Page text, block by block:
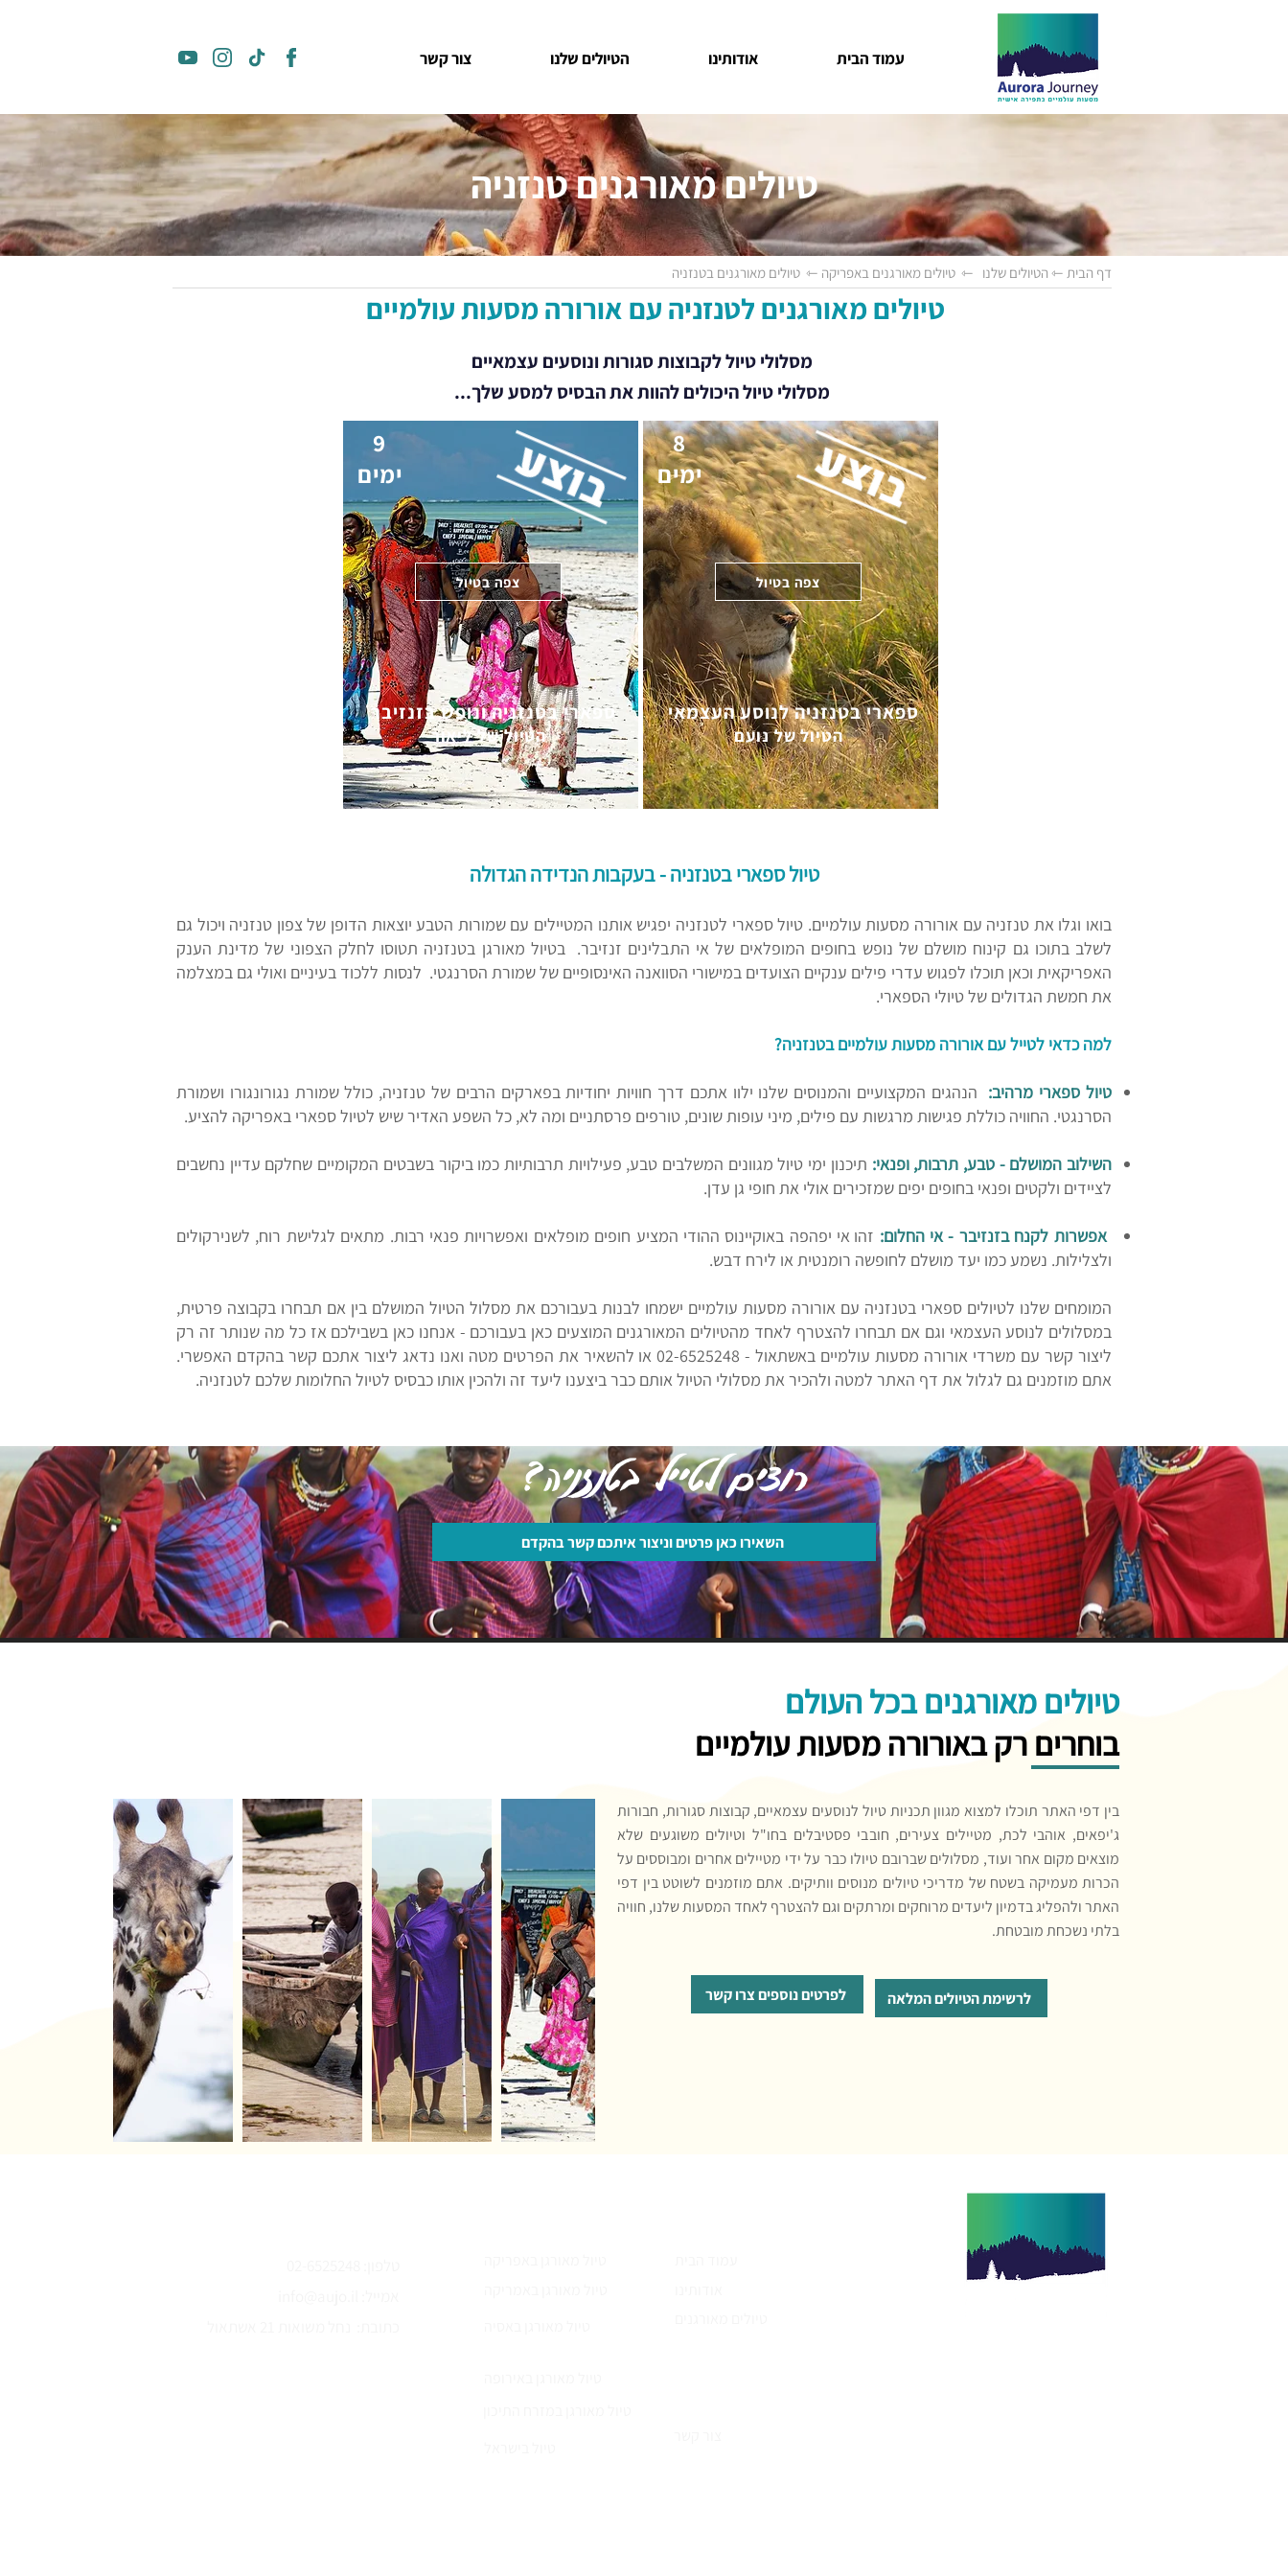
עמוד הבית אודותינו הטיולים שלנו צור קשר
טיולים מאורגנים טנזניה
דף הבית ⇽ הטיולים שלנו ⇽ טיולים מאורגנים באפריקה ⇽ טיולים מאורגנים בטנזניה
טיולים מאורגנים לטנזניה עם אורורה מסעות עולמיים
מסלולי טיול לקבוצות סגורות ונוסעים עצמאיים
מסלולי טיול היכולים להוות את הבסיס למסע שלך...
8
ימים
צפה בטיול
ספארי בטנזניה לנוסע העצמאי
הטיול של נועם
9
ימים
צפה בטיול
ספארי בטנזניה ונופש בזנזיבר
הטיול של ליאור
טיול ספארי בטנזניה - בעקבות הנדידה הגדולה
בואו וגלו את טנזניה עם אורורה מסעות עולמיים. טיול ספארי לטנזניה יפגיש אותנו המטיילים עם שמורות הטבע יוצאות הדופן של צפון טנזניה ויכול גם
לשלב בתוכו גם קינוח מושלם של נופש בחופים המופלאים של אי התבלינים זנזיבר. בטיול מאורגן בטנזניה תטוסו לחלק הצפוני של מדינת הענק
האפריקאית וכאן תוכלו לפגוש עדרי פילים ענקיים הצועדים במישורי הסוואנה האינסופיים של שמורת הסרנגטי. לנסות ללכוד בעיניים ואולי גם במצלמה
את חמשת הגדולים של טיולי הספארי.
למה כדאי לטייל עם אורורה מסעות עולמיים בטנזניה?
טיול ספארי מרהיב: הנהגים המקצועיים והמנוסים שלנו ילוו אתכם דרך חוויות יחודיות בפארקים הרבים של טנזניה, כולל שמורת נגורונגורו ושמורת
הסרנגטי. החוויה כוללת פגישות מרגשות עם פילים, מיני עופות שונים, טורפים פרסתניים ומה לא, כל השפע האדיר שיש לטיול ספארי באפריקה להציע.
השילוב המושלם - טבע, תרבות, ופנאי: תיכנון ימי טיול מגוונים המשלבים טבע, פעילויות תרבותיות כמו ביקור בשבטים המקומיים שחלקם עדיין נחשבים
לציידים ולקטים ופנאי בחופים יפים שמזכירים אולי את חופי גן עדן.
אפשרות לקנח בזנזיבר - אי החלום: זהו אי יפהפה באוקיינוס ההודי המציע חופים מופלאים ואפשרויות פנאי רבות. מתאים לגלישת רוח, לשנירקולים
ולצלילות. נשמע כמו יעד מושלם לחופשה רומנטית או לירח דבש.
המומחים שלנו לטיולים ספארי בטנזניה עם אורורה מסעות עולמיים ישמחו לבנות בעבורכם את מסלול הטיול המושלם בין אם תבחרו בקבוצה פרטית,
במסלולים לנוסע העצמאי וגם אם תבחרו להצטרף לאחד מהטיולים המאורגנים המוצעים כאן בעבורכם - אנחנו כאן בשבילכם אז כל מה שנותר זה רק
ליצור קשר עם משרדי אורורה מסעות עולמיים באשתאול - 02-6525248 או להשאיר את הפרטים מטה ואנו נדאג ליצור אתכם קשר בהקדם האפשרי.
אתם מוזמנים גם לגלול את דף האתר למטה ולהכיר את מסלולי הטיול אותם כבר ביצענו ליעד זה ולהכין אותו כבסיס לטיול החלומות שלכם לטנזניה.
רוצים לטייל בטנזניה?
השאירו כאן פרטים וניצור איתכם קשר בהקדם
טיולים מאורגנים בכל העולם
בוחרים רק באורורה מסעות עולמיים
לרשימת הטיולים המלאה לפרטים נוספים צרו קשר
בין דפי האתר תוכלו למצוא מגוון תכניות טיול לנוסעים עצמאיים, קבוצות סגורות, חבורות
ג'יפאים, אוהבי לכת, מטיילים צעירים, חובבי פסטיבלים בחו"ל וטיולים משוגעים שלא
מוצאים מקום אחר ועוד, מסלולים שברובם טיולו כבר על ידי מטיילים אחרים ומבוססים על
הכרות מעמיקה בשטח של מדריכי טיולים מנוסים וותיקים. אתם מוזמנים לשוטט בין דפי
האתר ולהפליג בדמיון ליעדים מרוחקים ומרתקים וגם להצטרף לאחד המסעות שלנו, חוויה
בלתי נשכחת מובטחת.